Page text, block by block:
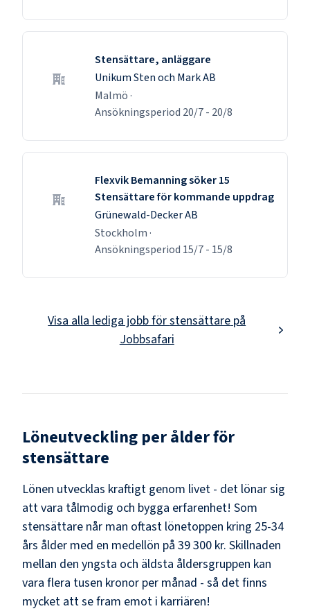
Stensättare, anläggare
Unikum Sten och Mark AB
Malmö ·
Ansökningsperiod 20/7- 20/8
Flexvik Bemanning söker 15
Stensättare för kommande uppdrag
Grünewald-Decker AB
Stockholm ·
Ansökningsperiod 15/7- 15/8
Visa alla lediga jobb förstensättare på
Jobbsafari
Löneutveckling per ålder för
stensättare
Lönen utvecklas kraftigt genom livet - det lönar sig
att vara tålmodig och bygga erfarenhet! Som
stensättare når man oftast lönetoppen kring 25-34
års ålder med en medellön på 39 300 kr. Skillnaden
mellan den yngsta och äldsta åldersgruppen kan
vara flera tusen kronor per månad - så det finns
mycket att se fram emot i karriären!